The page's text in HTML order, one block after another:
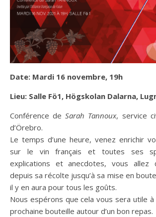
Date: Mardi 16 novembre, 19h
Lieu: Salle Fö1, Högskolan Dalarna,
Conférence deSarah Tannoux, service
d’Örebro.
Le temps d’une heure, venez enrichir
sur le vin français et toutes ses
explications et anecdotes, vous allez
depuis sa récolte jusqu’à sa mise en
il y en aura pour tous les goûts.
Nous espérons que cela vous sera utile à
prochaine bouteille autour d’un bon repas.